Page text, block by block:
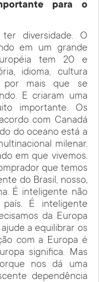
para o
diversidade. O
em um grande
tem 20 e
idioma, cultura
por mais que se
E criaram uma
importante. Os
com Canadá
do oceano está a
milenar.
em que vivemos.
que temos
do Brasil, nosso,
É inteligente não
É inteligente
da Europa
a equilibrar os
com a Europa é
significa. Mas
nos dá uma
dependência